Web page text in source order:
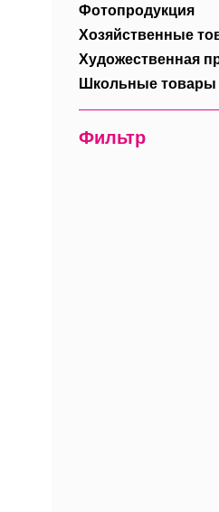
Фотопродукция
Хозяйственные
Художественная
Школьные товары
Фильтр